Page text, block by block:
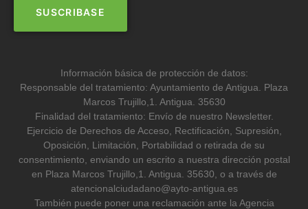
Información básica de protección de datos:
Responsable del tratamiento: Ayuntamiento de Antigua. Plaza
Marcos Trujillo,1. Antigua. 35630
Finalidad del tratamiento: Envío de nuestro Newsletter.
Ejercicio de Derechos de Acceso, Rectificación, Supresión,
Oposición, Limitación, Portabilidad o retirada de su
consentimiento, enviando un escrito a nuestra dirección postal
en Plaza Marcos Trujillo,1. Antigua. 35630, o a través de
atencionalciudadano@ayto-antigua.es
También puede poner una reclamación ante la Agencia